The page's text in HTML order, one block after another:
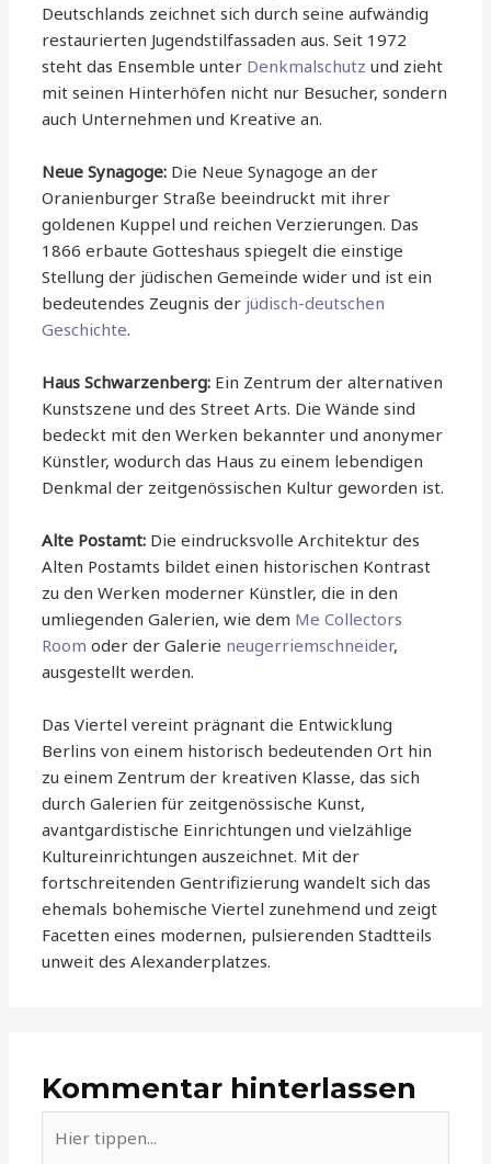
Deutschlands zeichnet sich durch seine aufwändig
restaurierten Jugendstilfassaden aus. Seit 1972
steht das Ensemble unter Denkmalschutz und zieht
mit seinen Hinterhöfen nicht nur Besucher, sondern
auch Unternehmen und Kreative an.
Neue Synagoge: Die Neue Synagoge an der
Oranienburger Straße beeindruckt mit ihrer
goldenen Kuppel und reichen Verzierungen. Das
1866 erbaute Gotteshaus spiegelt die einstige
Stellung der jüdischen Gemeinde wider und ist ein
bedeutendes Zeugnis der jüdisch-deutschen
Geschichte.
Haus Schwarzenberg: Ein Zentrum der alternativen
Kunstszene und des Street Arts. Die Wände sind
bedeckt mit den Werken bekannter und anonymer
Künstler, wodurch das Haus zu einem lebendigen
Denkmal der zeitgenössischen Kultur geworden ist.
Alte Postamt: Die eindrucksvolle Architektur des
Alten Postamts bildet einen historischen Kontrast
zu den Werken moderner Künstler, die in den
umliegenden Galerien, wie dem Me Collectors
Room oder der Galerie neugerriemschneider,
ausgestellt werden.
Das Viertel vereint prägnant die Entwicklung
Berlins von einem historisch bedeutenden Ort hin
zu einem Zentrum der kreativen Klasse, das sich
durch Galerien für zeitgenössische Kunst,
avantgardistische Einrichtungen und vielzählige
Kultureinrichtungen auszeichnet. Mit der
fortschreitenden Gentrifizierung wandelt sich das
ehemals bohemische Viertel zunehmend und zeigt
Facetten eines modernen, pulsierenden Stadtteils
unweit des Alexanderplatzes.
Kommentar hinterlassen
tippen...